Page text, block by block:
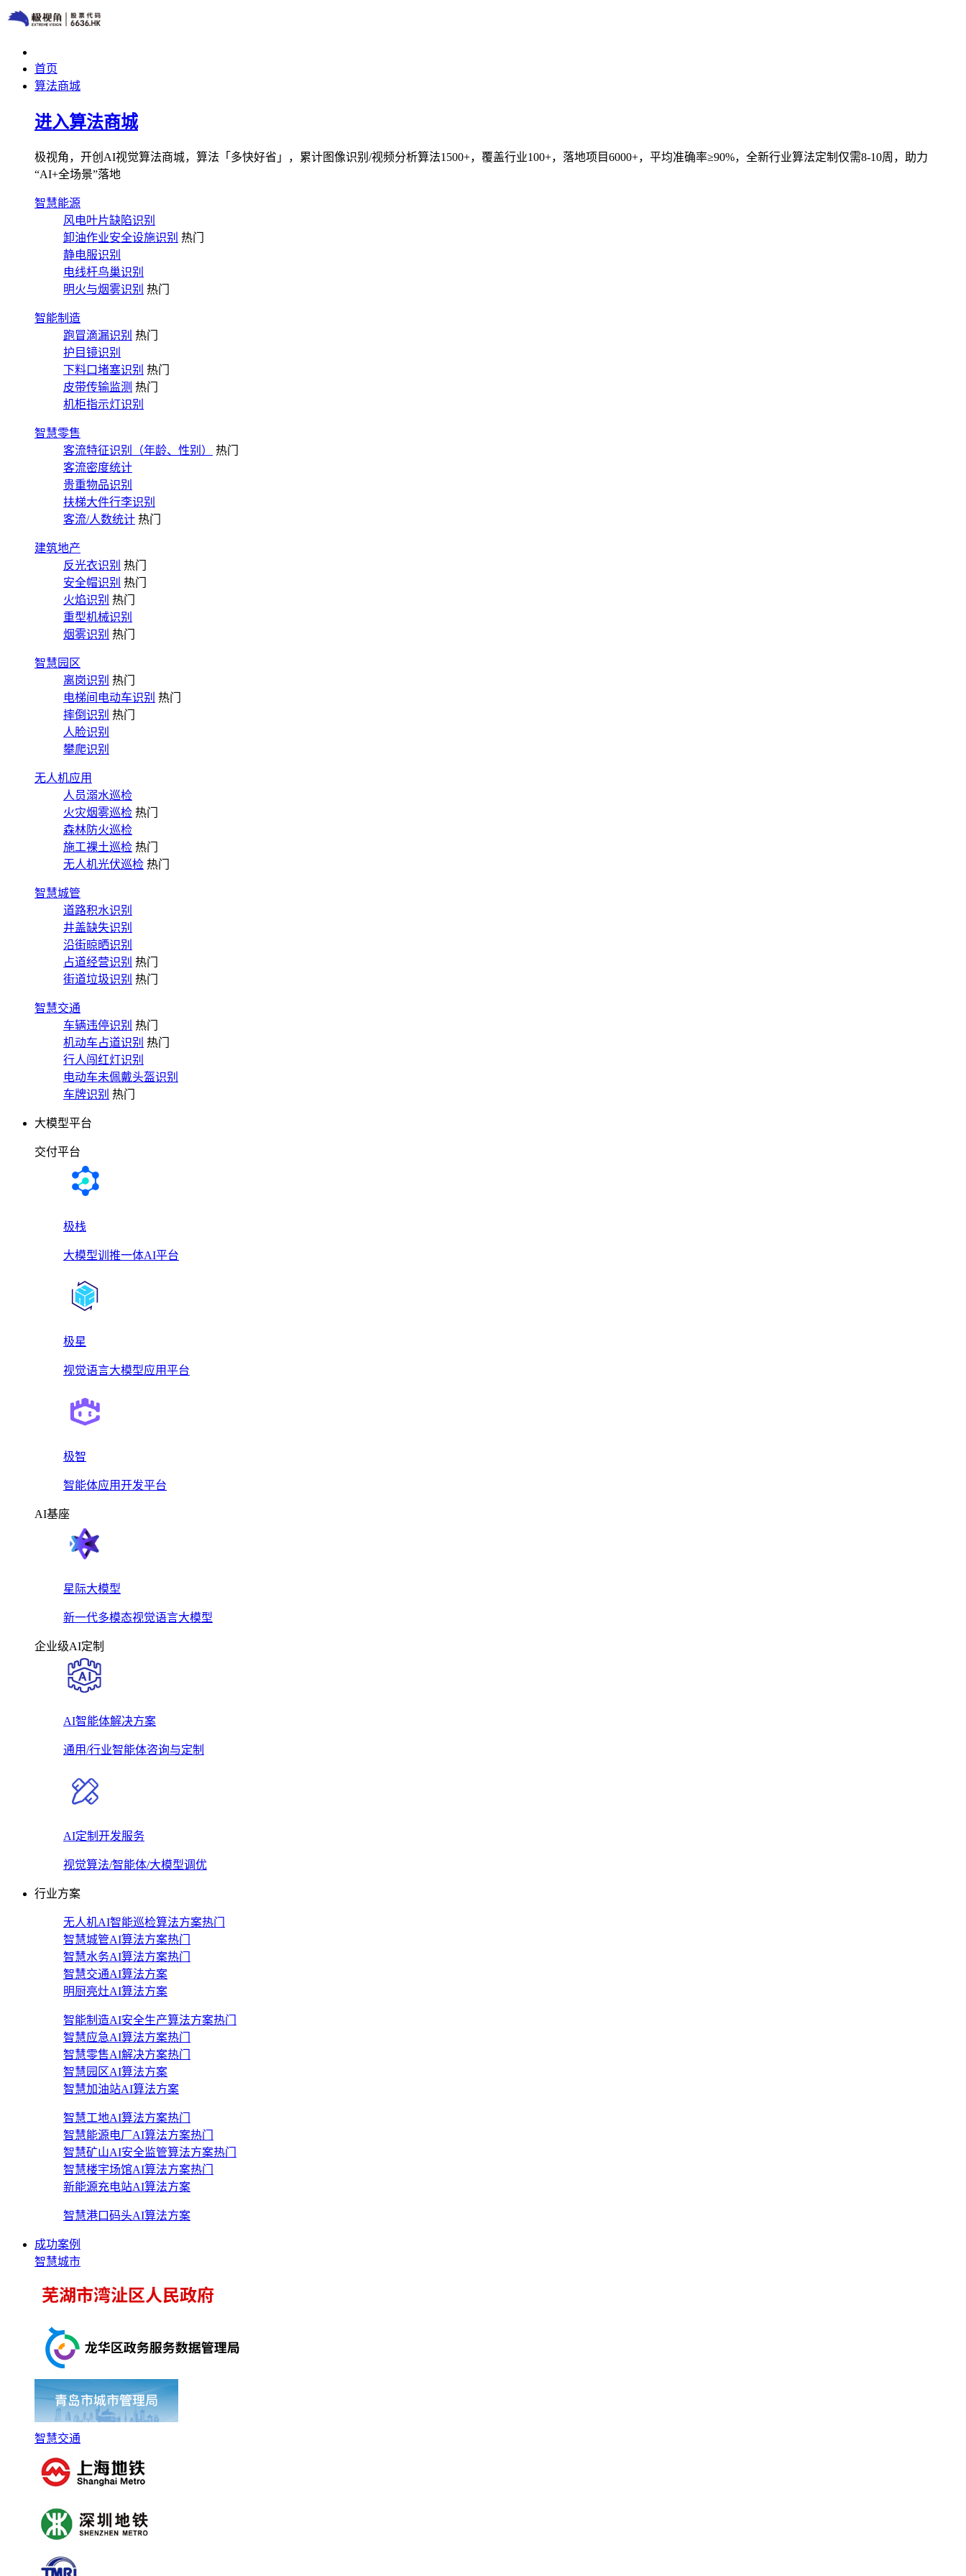
首页
算法商城
进入算法商城
极视角，开创AI视觉算法商城，算法「多快好省」，累计图像识别/视频分析算法1500+，覆盖行业100+，落地项目6000+，平均准确率≥90%，全新行业算法定制仅需8-10周，助力
“AI+全场景”落地
智慧能源
风电叶片缺陷识别
卸油作业安全设施识别 热门
静电服识别
电线杆鸟巢识别
明火与烟雾识别 热门
智能制造
跑冒滴漏识别 热门
护目镜识别
下料口堵塞识别 热门
皮带传输监测 热门
机柜指示灯识别
智慧零售
客流特征识别（年龄、性别）
热门
客流密度统计
贵重物品识别
扶梯大件行李识别
客流/人数统计 热门
建筑地产
反光衣识别 热门
安全帽识别 热门
火焰识别 热门
重型机械识别
烟雾识别 热门
智慧园区
离岗识别 热门
电梯间电动车识别 热门
摔倒识别 热门
人脸识别
攀爬识别
无人机应用
人员溺水巡检
火灾烟雾巡检 热门
森林防火巡检
施工裸土巡检 热门
无人机光伏巡检 热门
智慧城管
道路积水识别
井盖缺失识别
沿街晾晒识别
占道经营识别 热门
街道垃圾识别 热门
智慧交通
车辆违停识别 热门
机动车占道识别 热门
行人闯红灯识别
电动车未佩戴头盔识别
车牌识别 热门
大模型平台
交付平台
极栈
大模型训推一体AI平台
极星
视觉语言大模型应用平台
极智
智能体应用开发平台
AI基座
星际大模型
新一代多模态视觉语言大模型
企业级AI定制
AI智能体解决方案
通用/行业智能体咨询与定制
AI定制开发服务
视觉算法/智能体/大模型调优
行业方案
无人机AI智能巡检算法方案热门
智慧城管AI算法方案热门
智慧水务AI算法方案热门
智慧交通AI算法方案
明厨亮灶AI算法方案
智能制造AI安全生产算法方案热门
智慧应急AI算法方案热门
智慧零售AI解决方案热门
智慧园区AI算法方案
智慧加油站AI算法方案
智慧工地AI算法方案热门
智慧能源电厂AI算法方案热门
智慧矿山AI安全监管算法方案热门
智慧楼宇场馆AI算法方案热门
新能源充电站AI算法方案
智慧港口码头AI算法方案
成功案例
智慧城市
智慧交通